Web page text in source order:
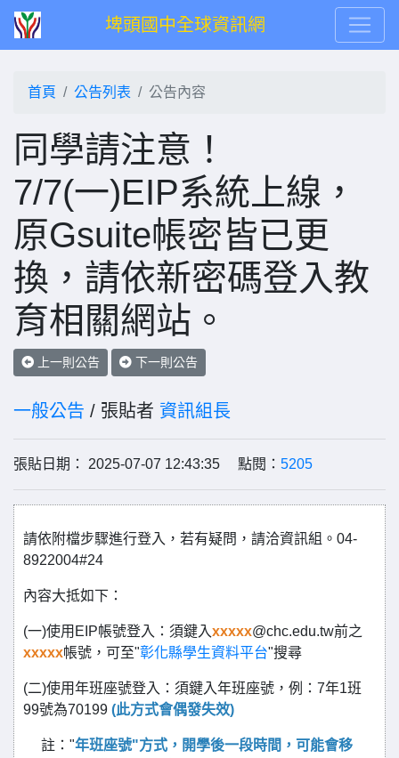
埤頭國中全球資訊網
首頁 公告列表 公告內容
同學請注意！
7/7(一)EIP系統上線，
原Gsuite帳密皆已更
換，請依新密碼登入教
育相關網站。
上一則公告 下一則公告
一般公告 / 張貼者 資訊組長
張貼日期： 2025-07-07 12:43:35 點閱： 5205
請依附檔步驟進行登入，若有疑問，請洽資訊組。04-
8922004#24
內容大抵如下：
(一)使用EIP帳號登入：須鍵入xxxxx@chc.edu.tw前之
xxxxx帳號，可至"彰化縣學生資料平台"搜尋
(二)使用年班座號登入：須鍵入年班座號，例：7年1班
99號為70199 (此方式會偶發失效)
註："年班座號"方式，開學後一段時間，可能會移